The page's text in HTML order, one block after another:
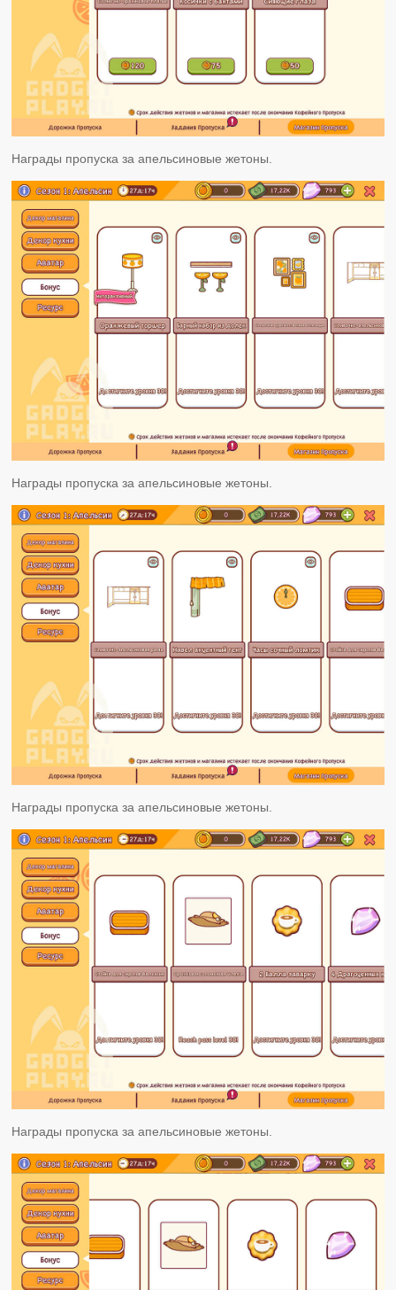
Награды пропуска за апельсиновые жетоны.
Награды пропуска за апельсиновые жетоны.
Награды пропуска за апельсиновые жетоны.
Награды пропуска за апельсиновые жетоны.